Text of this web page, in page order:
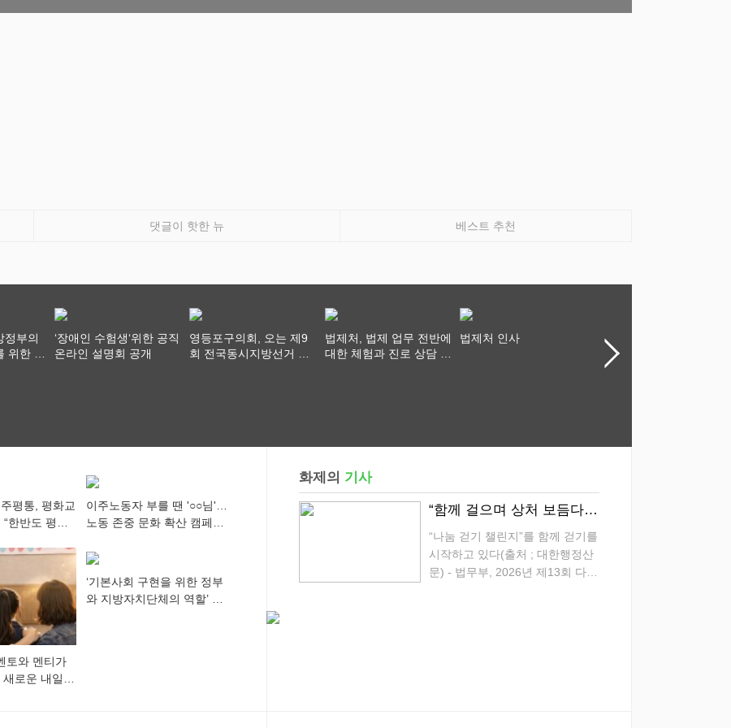
댓글이 핫한 뉴 베스트 추천
정부의
위한 전
‘장애인 수험생‘위한 공직
온라인 설명회 공개
영등포구의회, 오는 제9
회 전국동시지방선거 ‧
법제처, 법제 업무 전반에
대한 체험과 진로 상담 기
법제처 인사
조성명 강남구청장, 구룡
마을 화재 현장 대응 지휘
평통, 평화교
한반도 평화,
이주노동자 부를 땐 '○○님'…
노동 존중 문화 확산 캠페인
토와 멘티가
로운 내일
‘기본사회 구현을 위한 정부
와 지방자치단체의 역할’ 세
화제의 기사
“함께 걸으며 상처 보듬다” 온·오프라인 적신 2만 3천 명의‘안심 발걸음’
“나눔 걷기 챌린지”를 함께 걷기를
시작하고 있다(출처 ; 대한행정산
문) - 법무부, 2026년 제13회 다링